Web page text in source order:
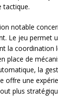
tactique.
notable
Le jeu permet
la coordination
place de
la
offre une
plus